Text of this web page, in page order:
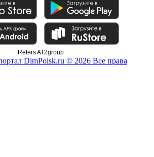
Refers AT2group
DimPoisk.ru © 2026 Все права